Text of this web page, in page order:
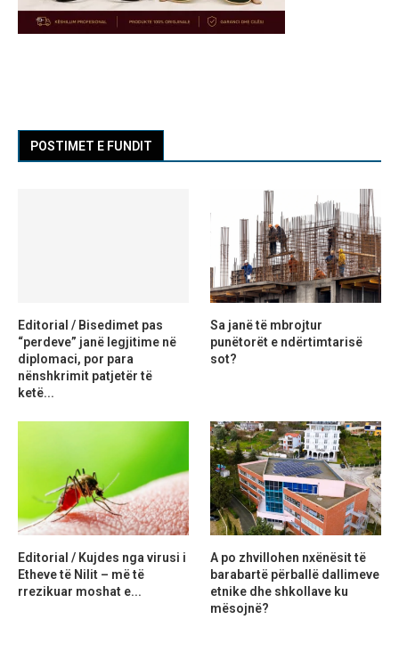
POSTIMET E FUNDIT
Editorial / Bisedimet pas
“perdeve” janë legjitime në
diplomaci, por para
nënshkrimit patjetër të
ketë...
Sa janë të mbrojtur
punëtorët e ndërtimtarisë
sot?
Editorial / Kujdes nga virusi i
Etheve të Nilit – më të
rrezikuar moshat e...
A po zhvillohen nxënësit të
barabartë përballë dallimeve
etnike dhe shkollave ku
mësojnë?